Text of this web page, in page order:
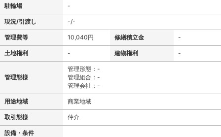
駐輪場 -
現況/引渡し -/-
管理費等 10,040円 修繕積立金 -
土地権利 - 建物権利 -
管理態様
管理形態：-
管理組合：-
管理会社：-
用途地域 商業地域
取引態様 仲介
設備・条件